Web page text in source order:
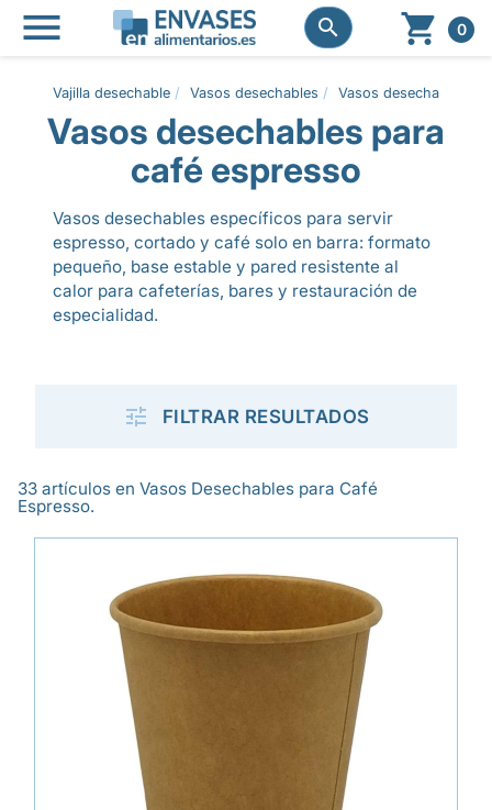
 
  0
Vajilla desechable Vasos desechables Vasos desechables
Vasos desechables para
café espresso
Vasos desechables específicos para servir
espresso, cortado y café solo en barra: formato
pequeño, base estable y pared resistente al
calor para cafeterías, bares y restauración de
especialidad.
 FILTRAR RESULTADOS
33 artículos en Vasos Desechables para Café
Espresso.